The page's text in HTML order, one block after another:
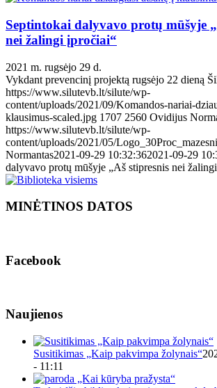
Septintokai dalyvavo protų mūšyje
nei žalingi įpročiai“
2021 m. rugsėjo 29 d.
Vykdant prevencinį projektą rugsėjo 22 dieną
https://www.silutevb.lt/silute/wp-
content/uploads/2021/09/Komandos-nariai-
klausimus-scaled.jpg 1707 2560 Ovidijus
https://www.silutevb.lt/silute/wp-
content/uploads/2021/05/
Normantas2021-09-29 10:32:362021-09-29
dalyvavo protų mūšyje „Aš stipresnis nei
MINĖTINOS DATOS
Facebook
Naujienos
Susitikimas „Kaip pakvimpa žolynais“
- 11:11